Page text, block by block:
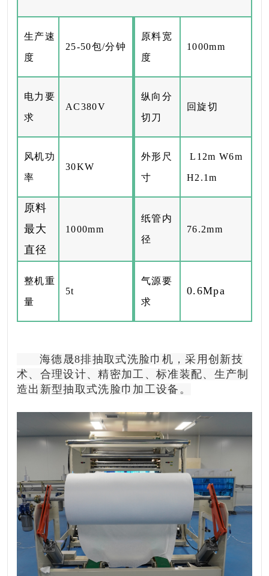
生产速
度
25-50包/分钟
原料宽
度
1000mm
电力要
求
AC380V
纵向分
切刀
回旋切
风机功
率
30KW
外形尺
寸
L12m W6m
H2.1m
原料
最大
直径
1000mm
纸管内
径
76.2mm
整机重
量
5t
气源要
求
0.6Mpa
海德晟8排抽取式洗脸巾机，采用创新技
术、合理设计、精密加工、标准装配、生产制
造出新型抽取式洗脸巾加工设备。